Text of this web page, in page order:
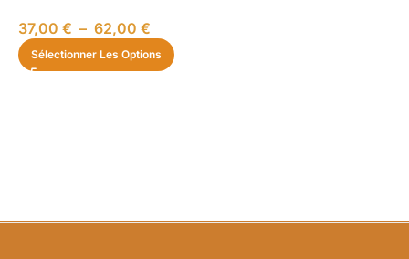
37,00 € – 62,00 €
Sélectionner Les Options